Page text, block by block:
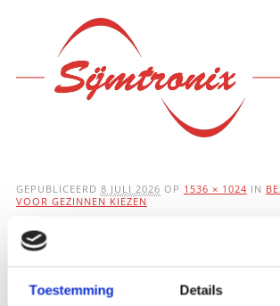
Toestemming Details
Hoofdmenu
GEPUBLICEERD 8 JULI 2026 OP 1536 × 1024 IN
VOOR GEZINNEN KIEZEN
Beste antivirus
gezinnen kiezen